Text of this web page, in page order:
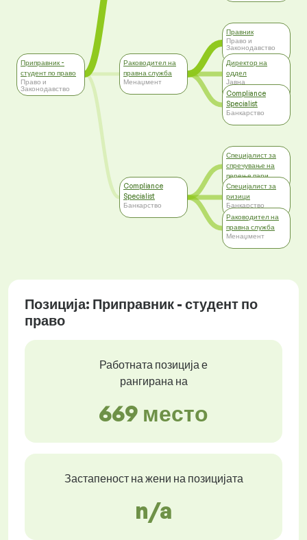
Приправник -
студент по право
Право и
Законодавство
Раководител на
правна служба
Менаџмент
Compliance
Specialist
Банкарство
Правник
Право и
Законодавство
Директор на
оддел
Јавна
администрација,
Самоуправа
Compliance
Specialist
Банкарство
Специјалист за
спречување на
перење пари
Банкарство
Специјалист за
ризици
Банкарство
Раководител на
правна служба
Менаџмент
Позиција: Приправник - студент по
право
Работната позиција е
рангирана на
669 место
Застапеност на жени на позицијата
n/a